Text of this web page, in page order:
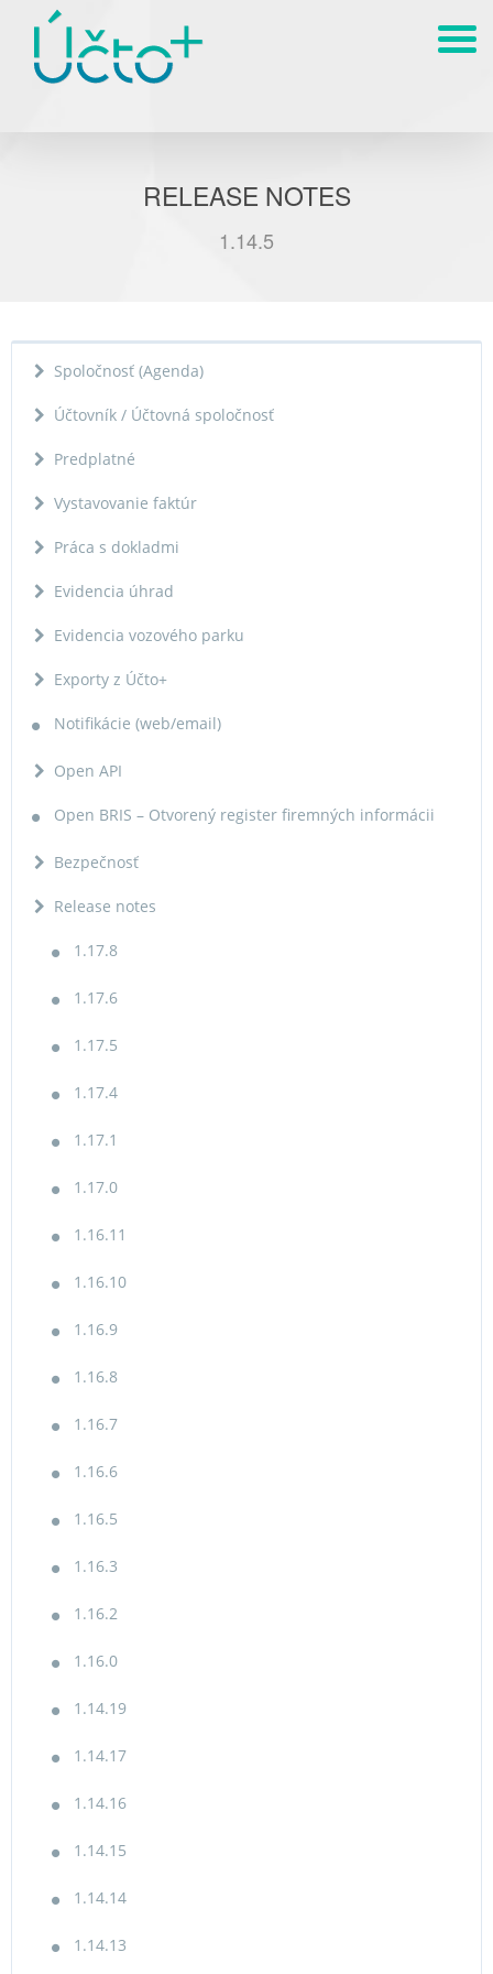
RELEASE NOTES
1.14.5
Spoločnosť (Agenda)
Účtovník / Účtovná spoločnosť
Predplatné
Vystavovanie faktúr
Práca s dokladmi
Evidencia úhrad
Evidencia vozového parku
Exporty z Účto+
Notifikácie (web/email)
Open API
Open BRIS – Otvorený register firemných informácii
Bezpečnosť
Release notes
1.17.8
1.17.6
1.17.5
1.17.4
1.17.1
1.17.0
1.16.11
1.16.10
1.16.9
1.16.8
1.16.7
1.16.6
1.16.5
1.16.3
1.16.2
1.16.0
1.14.19
1.14.17
1.14.16
1.14.15
1.14.14
1.14.13